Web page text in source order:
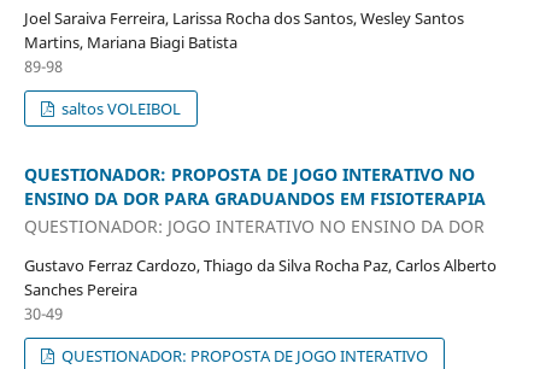
Joel Saraiva Ferreira, Larissa Rocha dos Santos, Wesley Santos
Martins, Mariana Biagi Batista
89-98
saltos VOLEIBOL
QUESTIONADOR: PROPOSTA DE JOGO INTERATIVO NO
ENSINO DA DOR PARA GRADUANDOS EM FISIOTERAPIA
QUESTIONADOR: JOGO INTERATIVO NO ENSINO DA DOR
Gustavo Ferraz Cardozo, Thiago da Silva Rocha Paz, Carlos Alberto
Sanches Pereira
30-49
QUESTIONADOR: PROPOSTA DE JOGO INTERATIVO